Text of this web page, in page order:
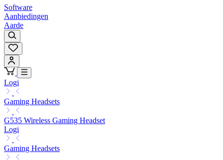
Software
Aanbiedingen
Aarde
Logi
Gaming Headsets
G535 Wireless Gaming Headset
Logi
Gaming Headsets